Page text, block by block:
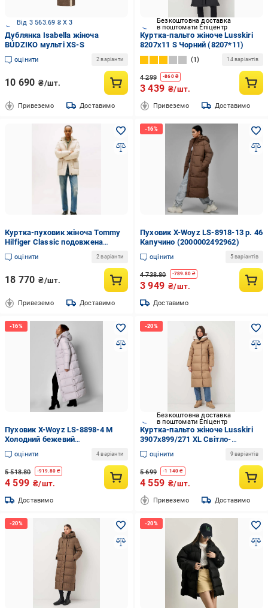
Від 3 563.69 ₴ X 3
Дублянка Isabella жіноча
BÚDZIKO мульті XS-S
оцінити 2 варіанти
10 690 ₴/шт.
Привеземо Доставимо
Безкоштовна доставка
в поштомати Епіцентр
Куртка-пальто жіноче Lusskiri
8207x11 S Чорний (8207*11)
1 14 варіантів
4 299 -860₴
3 439 ₴/шт.
Привеземо Доставимо
Куртка-пуховик жіноча Tommy
Hilfiger Classic подовжена
Premium водонепроникна S
Світло-бежевий (34179337)
оцінити 2 варіанти
18 770 ₴/шт.
Привеземо Доставимо
Пуховик X-Woyz LS-8918-13 р. 46
Капучино (2000002492962)
оцінити 5 варіантів
4 738.80 -789.80₴
3 949 ₴/шт.
Доставимо
Пуховик X-Woyz LS-8898-4 M
Холодний бежевий
(2000002512882)
оцінити 4 варіанти
5 518.80 -919.80 ₴
4 599 ₴/шт.
Доставимо
Безкоштовна доставка
в поштомати Епіцентр
Куртка-пальто жіноче Lusskiri
3907x899/271 XL Світло-
коричневий (192884-3)
оцінити 9 варіантів
5 699 -1 140 ₴
4 559 ₴/шт.
Привеземо Доставимо